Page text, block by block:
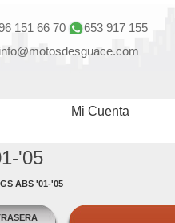
151 66 70
653 917 155
info@motosdesguace.com
Mi Cuenta
'05
ABS '01-'05